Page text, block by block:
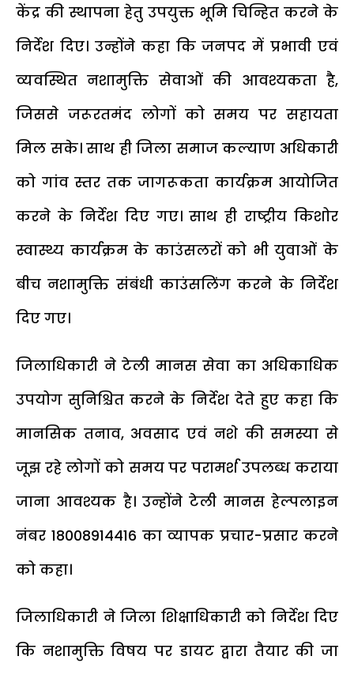
केंद्र की स्थापना हेतु उपयुक्त भूमि चिन्हित करने के
निर्देश दिए। उन्होंने कहा कि जनपद में प्रभावी एवं
व्यवस्थित नशामुक्ति सेवाओं की आवश्यकता है,
जिससे जरूरतमंद लोगों को समय पर सहायता
मिल सके। साथ ही जिला समाज कल्याण अधिकारी
को गांव स्तर तक जागरूकता कार्यक्रम आयोजित
करने के निर्देश दिए गए। साथ ही राष्ट्रीय किशोर
स्वास्थ्य कार्यक्रम के काउंसलरों को भी युवाओं के
बीच नशामुक्ति संबंधी काउंसलिंग करने के निर्देश
दिए गए।
जिलाधिकारी ने टेली मानस सेवा का अधिकाधिक
उपयोग सुनिश्चित करने के निर्देश देते हुए कहा कि
मानसिक तनाव, अवसाद एवं नशे की समस्या से
जूझ रहे लोगों को समय पर परामर्श उपलब्ध कराया
जाना आवश्यक है। उन्होंने टेली मानस हेल्पलाइन
नंबर 18008914416 का व्यापक प्रचार-प्रसार करने
को कहा।
जिलाधिकारी ने जिला शिक्षाधिकारी को निर्देश दिए
कि नशामुक्ति विषय पर डायट द्वारा तैयार की जा